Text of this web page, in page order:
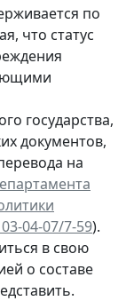
по
что статус
государства,
документов,
на
04-07/7-59).
в свою
о составе